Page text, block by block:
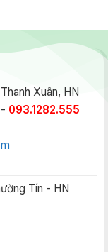
Xuân, HN
- 093.1282.555
Tín - HN